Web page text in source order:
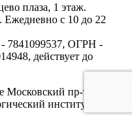
плаза, 1 этаж.
Ежедневно с 10 до 22
ОГРН -
действует до
Московский пр-т.
институт).